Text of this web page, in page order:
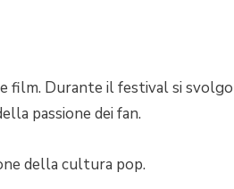
e film. Durante il festival si
passione dei fan.
della cultura pop.